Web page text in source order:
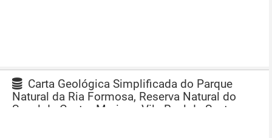
Carta Geológica Simplificada do Parque
Natural da Ria Formosa, Reserva Natural do
Sapal de Castro Marim e Vila Real de Santo